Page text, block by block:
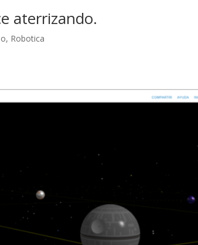
aterrizando.
, Robotica